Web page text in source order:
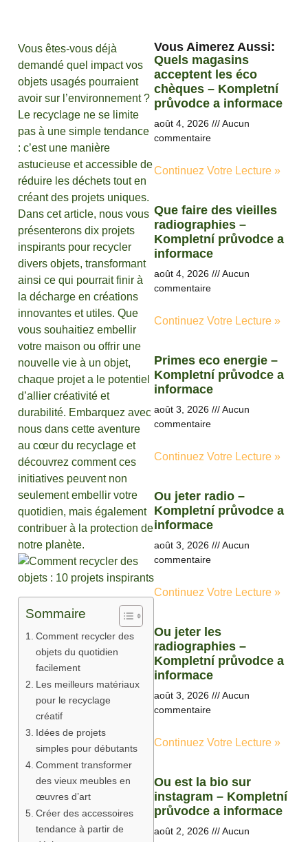
Vous êtes-vous déjà
demandé quel impact vos
objets usagés pourraient
avoir sur l’environnement ?
Le recyclage ne se limite
pas à une simple tendance
: c’est une manière
astucieuse et accessible de
réduire les déchets tout en
créant des projets uniques.
Dans cet article, nous vous
présenterons dix projets
inspirants pour recycler
divers objets, transformant
ainsi ce qui pourrait finir à
la décharge en créations
innovantes et utiles. Que
vous souhaitiez embellir
votre maison ou offrir une
nouvelle vie à un objet,
chaque projet a le potentiel
d’allier créativité et
durabilité. Embarquez avec
nous dans cette aventure
au cœur du recyclage et
découvrez comment ces
initiatives peuvent non
seulement embellir votre
quotidien, mais également
contribuer à la protection de
notre planète.
Sommaire
Comment recycler des
objets du quotidien
facilement
Les meilleurs matériaux
pour le recyclage
créatif
Idées de projets
simples pour débutants
Comment transformer
des vieux meubles en
œuvres d’art
Créer des accessoires
tendance à partir de
Vous Aimerez Aussi :
Quels magasins
acceptent les éco
chèques – Kompletní
průvodce a informace
août 4, 2026
Aucun
commentaire
Continuez Votre Lecture »
Que faire des vieilles
radiographies –
Kompletní průvodce a
informace
août 4, 2026
Aucun
commentaire
Continuez Votre Lecture »
Primes eco energie –
Kompletní průvodce a
informace
août 3, 2026
Aucun
commentaire
Continuez Votre Lecture »
Ou jeter radio –
Kompletní průvodce a
informace
août 3, 2026
Aucun
commentaire
Continuez Votre Lecture »
Ou jeter les
radiographies –
Kompletní průvodce a
informace
août 3, 2026
Aucun
commentaire
Continuez Votre Lecture »
Ou est la bio sur
instagram – Kompletní
průvodce a informace
août 2, 2026
Aucun